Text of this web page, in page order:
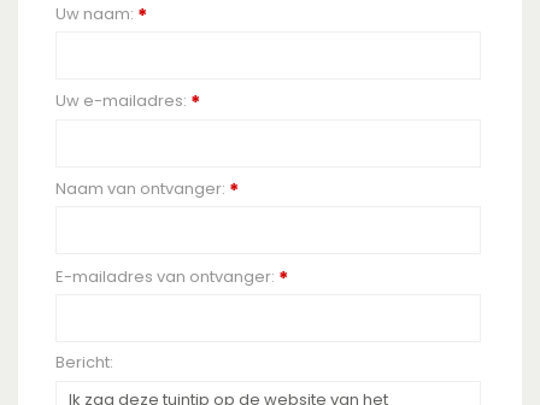
Uw naam: *
Uw e-mailadres: *
Naam van ontvanger: *
E-mailadres van ontvanger: *
Bericht: